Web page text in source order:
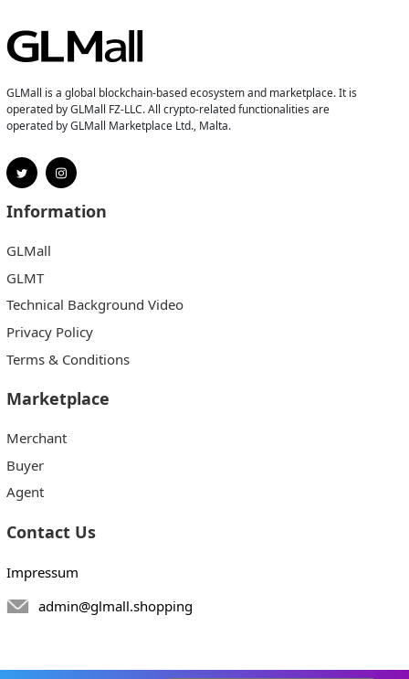
GLMall is a global blockchain-based ecosystem and marketplace. It is
operated by GLMall FZ-LLC. All crypto-related functionalities are
operated by GLMall Marketplace Ltd., Malta.
Information
GLMall
GLMT
Technical Background Video
Privacy Policy
Terms & Conditions
Marketplace
Merchant
Buyer
Agent
Contact Us
Impressum
admin@glmall.shopping